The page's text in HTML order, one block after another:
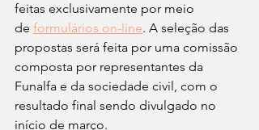
feitas exclusivamente por meio
de formulários on-line. A seleção das
propostas será feita por uma comissão
composta por representantes da
Funalfa e da sociedade civil, com o
resultado final sendo divulgado no
início de março.